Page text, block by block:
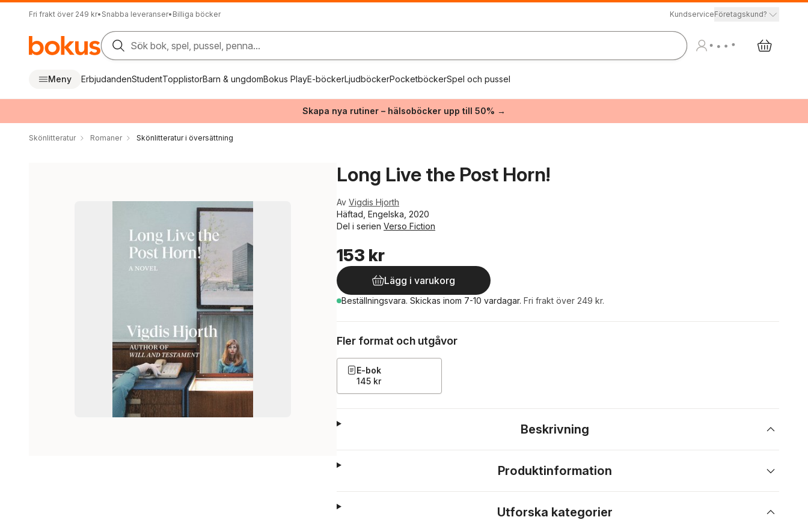
Fri frakt över 249 kr• Snabba leveranser• Billiga böcker KundserviceFöretagskund?
Sök bok, spel, pussel, penna...
Meny ErbjudandenStudentTopplistorBarn & ungdomBokus PlayE-böckerLjudböckerPocketböckerSpel och pussel
Skapa nya rutiner – hälsoböcker upp till 50% →
Skönlitteratur Romaner Skönlitteratur i översättning
Long Live the Post Horn!
Av Vigdis Hjorth
Häftad, Engelska, 2020
Del i serien Verso Fiction
153 kr
Lägg i varukorg
Beställningsvara. Skickas inom 7-10 vardagar. Fri frakt över 249 kr.
Fler format och utgåvor
E-bok
145 kr
Beskrivning
Produktinformation
Utforska kategorier